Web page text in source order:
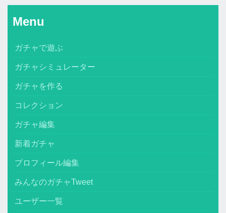
Menu
ガチャで遊ぶ
ガチャシミュレーター
ガチャを作る
コレクション
ガチャ編集
新着ガチャ
プロフィール編集
みんなのガチャTweet
ユーザー一覧